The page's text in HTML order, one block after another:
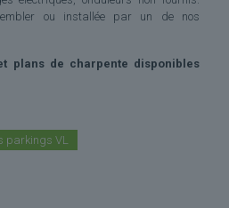
ou installée par un de nos
plans de charpente disponibles
parkings VL